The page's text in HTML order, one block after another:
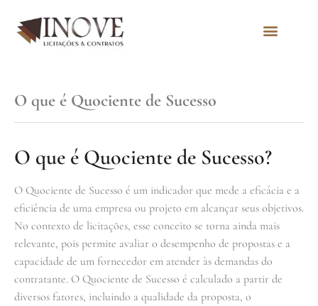
O que é Quociente de Sucesso
O que é Quociente de Sucesso?
O Quociente de Sucesso é um indicador que mede a eficácia e a
eficiência de uma empresa ou projeto em alcançar seus objetivos.
No contexto de licitações, esse conceito se torna ainda mais
relevante, pois permite avaliar o desempenho de propostas e a
capacidade de um fornecedor em atender às demandas do
contratante. O Quociente de Sucesso é calculado a partir de
diversos fatores, incluindo a qualidade da proposta, o